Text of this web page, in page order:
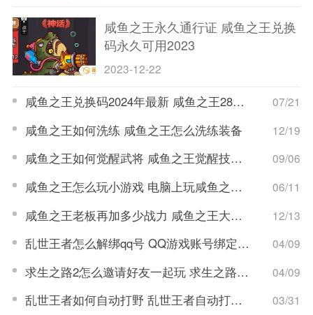
咸鱼之王永久通行证 咸鱼之王兑换
码永久可用2023
2023-12-22
咸鱼之王兑换码2024年最新 咸鱼之王28个兑换码 07/21
咸鱼之王如何洗练 咸鱼之王怎么洗练装备 12/19
咸鱼之王如何觉醒武将 咸鱼之王觉醒技能效果介绍 09/06
咸鱼之王怎么玩小游戏 电脑上玩咸鱼之王的方法 06/11
咸鱼之王老板再加多少战力 咸鱼之王大快乐老板怎么玩攻略 12/13
乱世王者怎么解绑qq号 QQ游戏账号绑定解除流程 04/09
求生之路2怎么邀请好友一起玩 求生之路2游戏联机教程 04/09
乱世王者如何自动打野 乱世王者自动打野开启步骤 03/31